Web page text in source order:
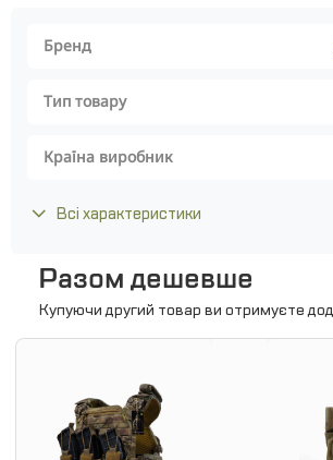
Бренд
Тип товару
Країна виробник
Всі характеристики
Разом дешевше
Купуючи другий товар ви отримуєте